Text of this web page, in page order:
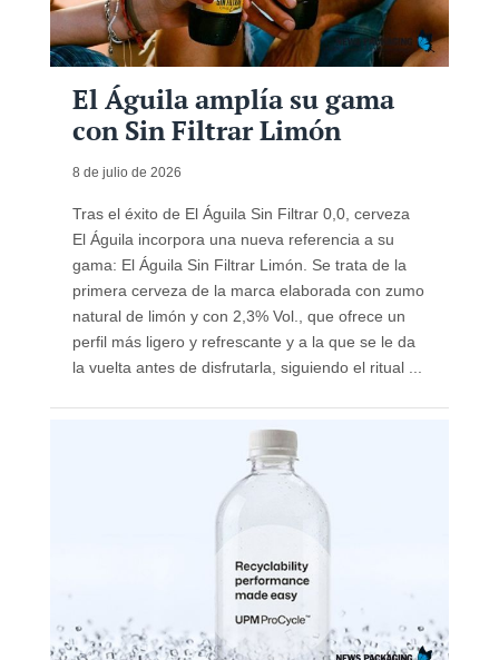
El Águila amplía su gama
con Sin Filtrar Limón
8 de julio de 2026
Tras el éxito de El Águila Sin Filtrar 0,0, cerveza
El Águila incorpora una nueva referencia a su
gama: El Águila Sin Filtrar Limón. Se trata de la
primera cerveza de la marca elaborada con zumo
natural de limón y con 2,3% Vol., que ofrece un
perfil más ligero y refrescante y a la que se le da
la vuelta antes de disfrutarla, siguiendo el ritual ...